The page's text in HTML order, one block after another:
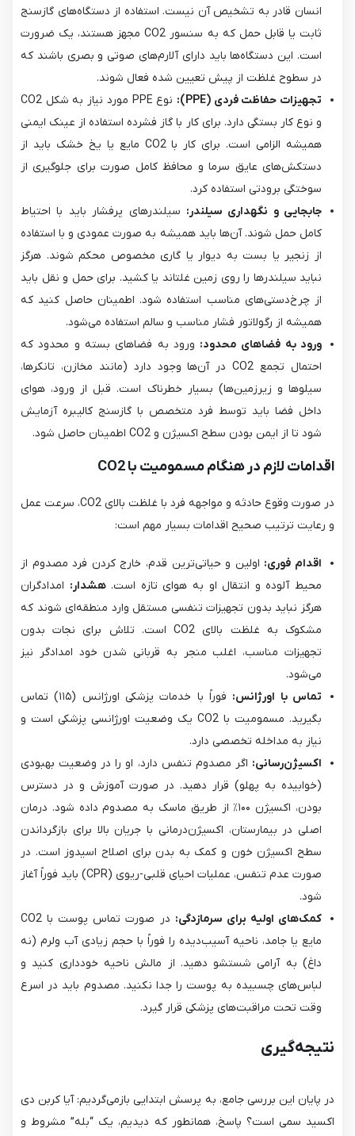
انسان قادر به تشخیص آن نیست. استفاده از دستگاه‌های گازسنج
ثابت یا قابل حمل که به سنسور CO2​ مجهز هستند، یک ضرورت
است. این دستگاه‌ها باید دارای آلارم‌های صوتی و بصری باشند که
در سطوح غلظت از پیش تعیین شده فعال شوند.
تجهیزات حفاظت فردی (PPE):
و نوع کار بستگی دارد. برای کار با گاز فشرده استفاده از عینک ایمنی
همیشه الزامی است. برای کار با CO2​ مایع یا یخ خشک باید از
دستکش‌های عایق سرما و محافظ کامل صورت برای جلوگیری از
سوختگی برودتی استفاده کرد.
جابجایی و نگهداری سیلندر: سیلندرهای پرفشار باید با احتیاط
کامل حمل شوند. آن‌ها باید همیشه به صورت عمودی و با استفاده
از زنجیر یا بست به دیوار یا گاری مخصوص محکم شوند. هرگز
نباید سیلندرها را روی زمین غلتاند یا کشید. برای حمل و نقل باید
از چرخ‌دستی‌های مناسب استفاده شود. اطمینان حاصل کنید که
همیشه از رگولاتور فشار مناسب و سالم استفاده می‌شود.
ورود به فضاهای محدود: ورود به فضاهای بسته و محدود که
احتمال تجمع CO2​ در آن‌ها وجود دارد (مانند مخازن، تانکرها،
سیلوها و زیرزمین‌ها) بسیار خطرناک است. قبل از ورود، هوای
داخل فضا باید توسط فرد متخصص با گازسنج کالیبره آزمایش
شود تا از ایمن بودن سطح اکسیژن و CO2​ اطمینان حاصل شود.
اقدامات لازم در هنگام مسمومیت با CO2
در صورت وقوع حادثه و مواجهه فرد با غلظت بالای CO2​، سرعت عمل
و رعایت ترتیب صحیح اقدامات بسیار مهم است:
اقدام فوری: اولین و حیاتی‌ترین قدم، خارج کردن فرد مصدوم از
محیط آلوده و انتقال او به هوای تازه است.هشدار: امدادگران
هرگز نباید بدون تجهیزات تنفسی مستقل وارد منطقه‌ای شوند که
مشکوک به غلظت بالای CO2​ است. تلاش برای نجات بدون
تجهیزات مناسب، اغلب منجر به قربانی شدن خود امدادگر نیز
می‌شود.
تماس با اورژانس:
فوراً با خدمات پزشکی اورژانس (۱۱۵) تماس
بگیرید. مسمومیت با CO2​ یک وضعیت اورژانسی پزشکی است و
نیاز به مداخله تخصصی دارد.
اکسیژن‌رسانی: اگر مصدوم تنفس دارد، او را در وضعیت بهبودی
(خوابیده به پهلو) قرار دهید. در صورت آموزش و در دسترس
بودن، اکسیژن ۱۰۰٪ از طریق ماسک به مصدوم داده شود. درمان
اصلی در بیمارستان، اکسیژن‌درمانی با جریان بالا برای بازگرداندن
سطح اکسیژن خون و کمک به بدن برای اصلاح اسیدوز است. در
صورت عدم تنفس، عملیات احیای قلبی-ریوی (CPR) باید فوراً آغاز
شود.
کمک‌های اولیه برای سرمازدگی:
مایع یا جامد، ناحیه آسیب‌دیده را فوراً با حجم زیادی آب ولرم (نه
داغ) به آرامی شستشو دهید. از مالش ناحیه خودداری کنید و
لباس‌های چسبیده به پوست را جدا نکنید. مصدوم باید در اسرع
وقت تحت مراقبت‌های پزشکی قرار گیرد.
نتیجه‌گیری
در پایان این بررسی جامع، به پرسش ابتدایی بازمی‌گردیم: آیا کربن دی
اکسید سمی است؟ پاسخ، همانطور که دیدیم، یک “بله” مشروط و